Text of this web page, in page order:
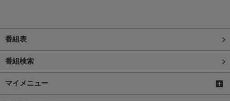
番組表
番組検索
マイメニュー